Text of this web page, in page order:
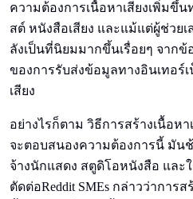
ความต้องการเนื้อหาเสียงเพิ่มขึ้น
สต์ หนังสือเสียง และแม้แต่ผู้ช่วยเ
ลังเป็นที่นิยมมากขึ้นเรื่อยๆ จากข้
ของการรับส่งข้อมูลทางอินเทอร์
เสียง
อย่างไรก็ตาม วิธีการสร้างเนื้อห
จะตอบสนองความต้องการนี้ มัน
จ้างนักแสดง สตูดิโอหนังสือ และ
ตัดต่อReddit SMEs กล่าวว่าการ